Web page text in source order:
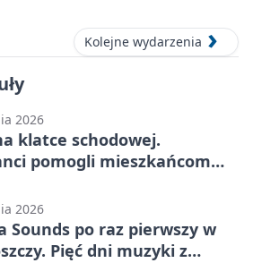
Kolejne wydarzenia
2026
klatce schodowej.
pomogli mieszkańcom
2026
Sounds po raz pierwszy w
Pięć dni muzyki z